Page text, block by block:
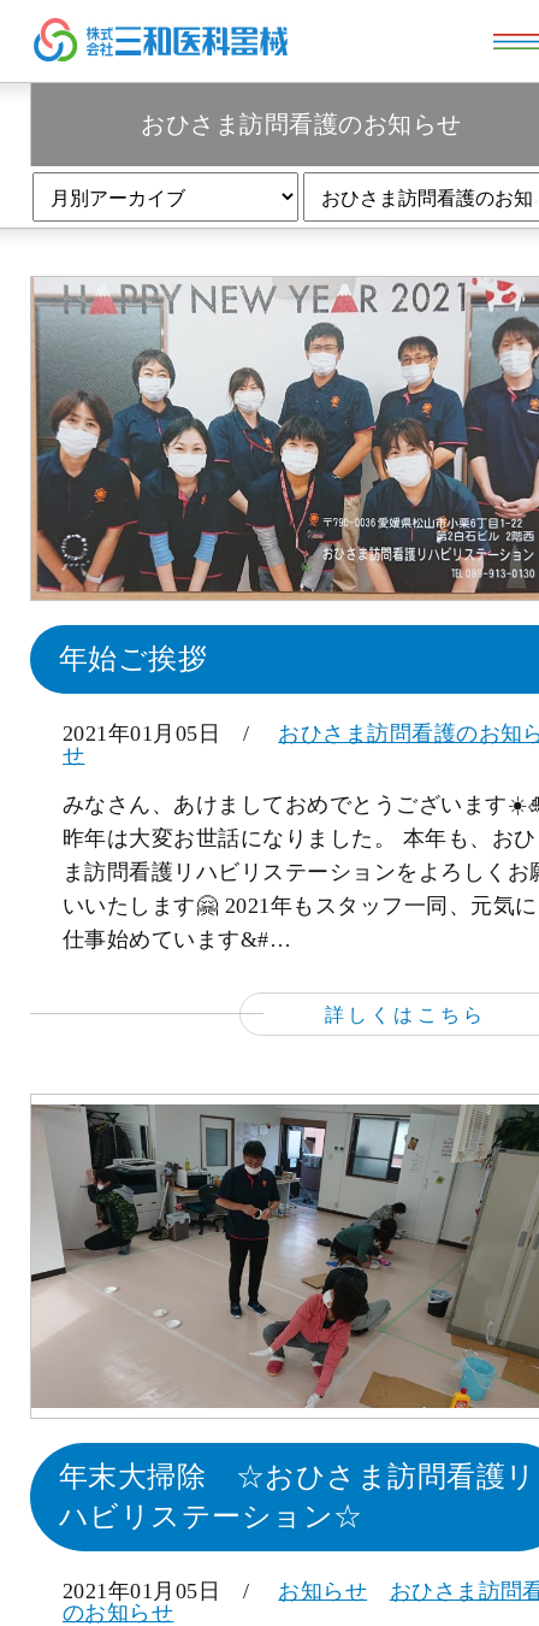
おひさま訪問看護のお知らせ
年始ご挨拶
2021年01月05日 / おひさま訪問看護のお知
せ
みなさん、あけましておめでとうございます
昨年は大変お世話になりました。 本年も、お
ま訪問看護リハビリステーションをよろしくお
いいたします🤗 2021年もスタッフ一同、元気
仕事始めています&#…
詳しくはこちら
年末大掃除 ☆おひさま訪問看護リ
ハビリステーション☆
2021年01月05日 / お知らせ
おひさま訪問
のお知らせ